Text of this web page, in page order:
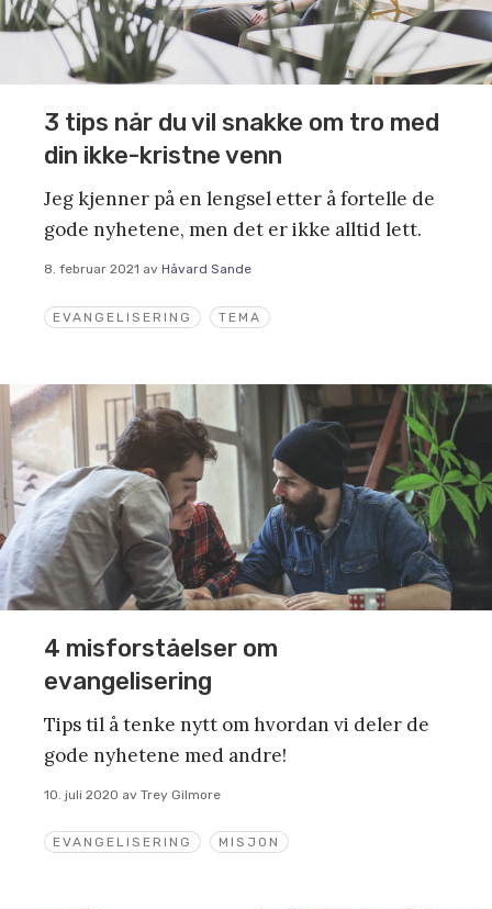
EVANGELISERING TEMA
3 tips når du vil snakke om tro med
din ikke-kristne venn
Jeg kjenner på en lengsel etter å fortelle de
gode nyhetene, men det er ikke alltid lett.
8. februar 2021 av Håvard Sande
EVANGELISERING MISJON
4 misforståelser om
evangelisering
Tips til å tenke nytt om hvordan vi deler de
gode nyhetene med andre!
10. juli 2020 av Trey Gilmore